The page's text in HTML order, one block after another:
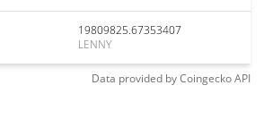
19809825.67353407
LENNY
Data provided byCoingeckoAPI